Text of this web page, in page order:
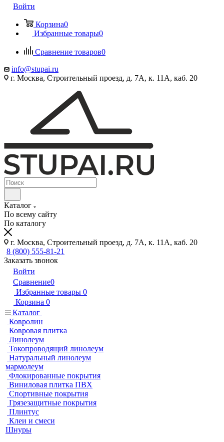
Войти
Корзина0
Избранные товары0
Сравнение товаров0
info@stupai.ru
г. Москва, Строительный проезд, д. 7А, к. 11А, каб. 20
Каталог
По всему сайту
По каталогу
г. Москва, Строительный проезд, д. 7А, к. 11А, каб. 20
8 (800) 555-81-21
Заказать звонок
Войти
Сравнение0
Избранные товары 0
Корзина 0
Каталог
Ковролин
Ковровая плитка
Линолеум
Токопроводящий линолеум
Натуральный линолеум
мармолеум
Флокированные покрытия
Виниловая плитка ПВХ
Спортивные покрытия
Грязезащитные покрытия
Плинтус
Клеи и смеси
Шнуры